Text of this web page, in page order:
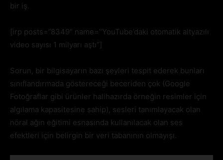
bir iş.
[irp posts=”8349″ name=”YouTube’daki otomatik altyazılı
video sayısı 1 milyarı aştı”]
Sorun, bir bilgisayarın bazı şeyleri tespit ederek bunları
sınıflandırmada göstereceği beceriden çok (Google
Fotoğraflar gibi ürünler halihazırda örneğin resimler için
algılama kapasitesine sahip), sesleri tanımlayacak olan
nöral ağın eğitimi esnasında kullanılacak olan ses
efektleri için belirgin bir veri tabanının olmayışı.